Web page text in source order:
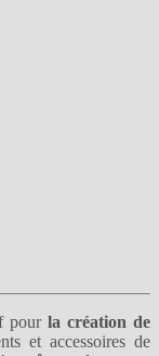
pourla création de
et accessoires de